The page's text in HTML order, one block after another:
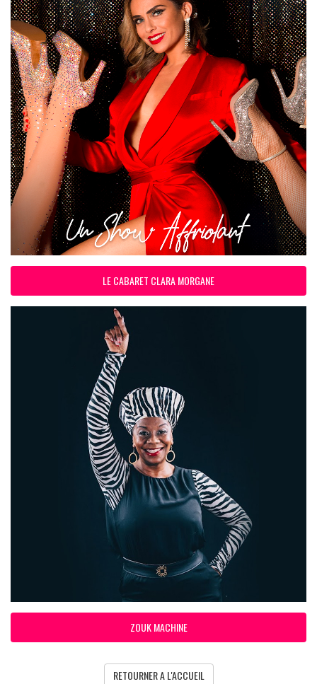
LE CABARET CLARA MORGANE
ZOUK MACHINE
RETOURNER A L'ACCUEIL